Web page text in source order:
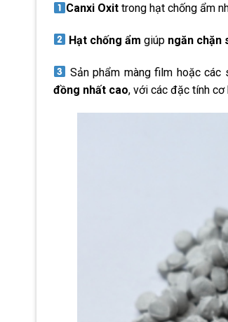
Canxi Oxit trong hạt chống ẩm
Hạt chống ẩm giúp ngăn chặn
Sản phẩm màng film hoặc các
đồng nhất cao, với các đặc tính cơ